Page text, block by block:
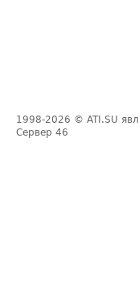
1998-2026 © ATI.SU
Сервер 46